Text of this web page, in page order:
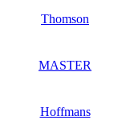
Thomson
MASTER
Hoffmans